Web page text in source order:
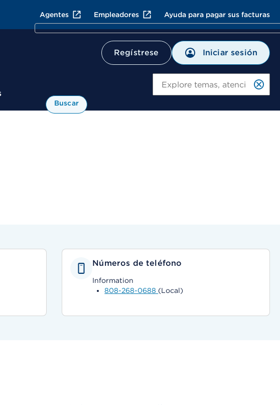
Agentes Empleadores Ayuda para pagar sus facturas
Regístrese Iniciar sesión
Buscar
Números de teléfono
Information
808-268-0688 (Local)